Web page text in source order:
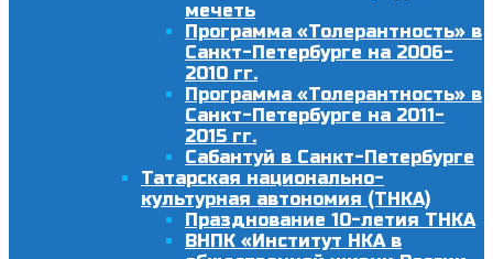
мечеть
Программа «Толерантность» в
Санкт-Петербурге на 2006-
2010 гг.
Программа «Толерантность» в
Санкт-Петербурге на 2011-
2015 гг.
Сабантуй в Санкт-Петербурге
Татарская национально-
культурная автономия (ТНКА)
Празднование 10-летия ТНКА
ВНПК «Институт НКА в